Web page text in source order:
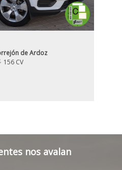
de Ardoz
156 CV
nos avalan